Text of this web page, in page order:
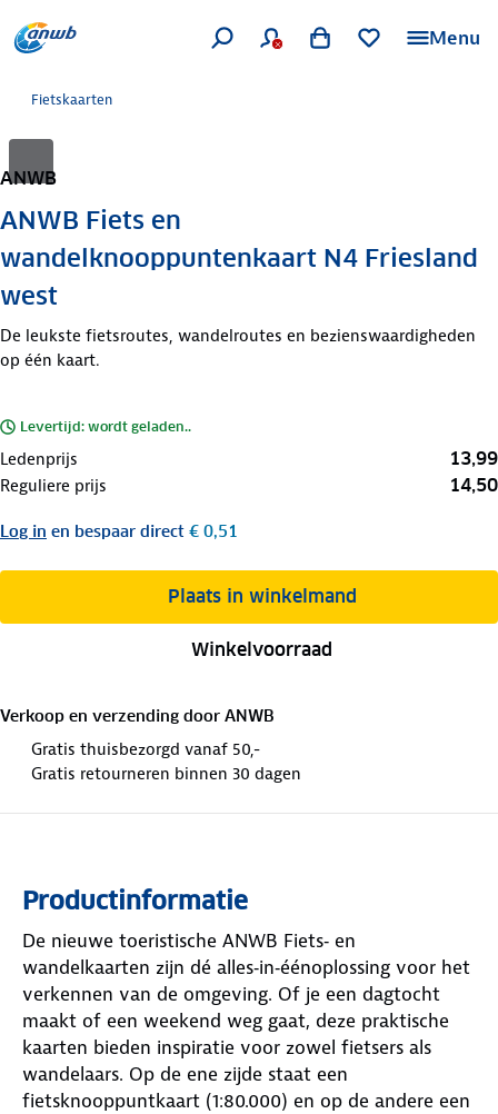
Menu
Fietskaarten
ANWB
ANWB Fiets en
wandelknooppuntenkaart N4 Friesland
west
De leukste fietsroutes, wandelroutes en bezienswaardigheden
op één kaart.
Levertijd: wordt geladen..
Ledenprijs 13,99
Reguliere prijs 14,50
Log in en bespaar direct € 0,51
Plaats in winkelmand
Winkelvoorraad
Verkoop en verzending door ANWB
Gratis thuisbezorgd vanaf 50,-
Gratis retourneren binnen 30 dagen
Productinformatie
De nieuwe toeristische ANWB Fiets‑ en
wandelkaarten zijn dé alles‑in‑éénoplossing voor het
verkennen van de omgeving. Of je een dagtocht
maakt of een weekend weg gaat, deze praktische
kaarten bieden inspiratie voor zowel fietsers als
wandelaars. Op de ene zijde staat een
fietsknooppuntkaart (1:80.000) en op de andere een